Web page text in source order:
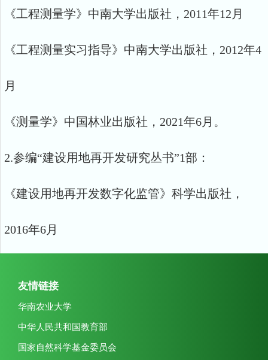
《工程测量学》中南大学出版社，2011年12月
《工程测量实习指导》中南大学出版社，2012年4
月
《测量学》中国林业出版社，2021年6月。
2.参编“建设用地再开发研究丛书”1部：
《建设用地再开发数字化监管》科学出版社，
2016年6月
友情链接
华南农业大学
中华人民共和国教育部
国家自然科学基金委员会